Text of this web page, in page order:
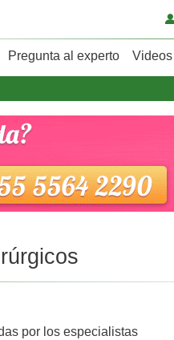
Pregunta al experto Videos
por los especialistas